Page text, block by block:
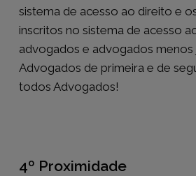
sistema de acesso ao direito e
inscritos no sistema de acesso
advogados e advogados menos
Advogados de primeira e de
todos Advogados!
4º Proximidade